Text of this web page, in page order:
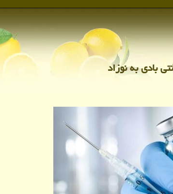
بادی به نوزاد